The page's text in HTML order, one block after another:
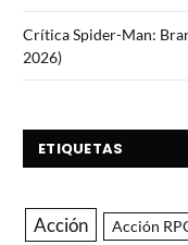
Crítica Spider-Man:
2026)
ETIQUETAS
Acción Acción